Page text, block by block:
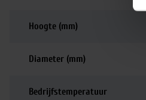
Hoogte (mm)
Diameter (mm)
Bedrijfstemperatuur